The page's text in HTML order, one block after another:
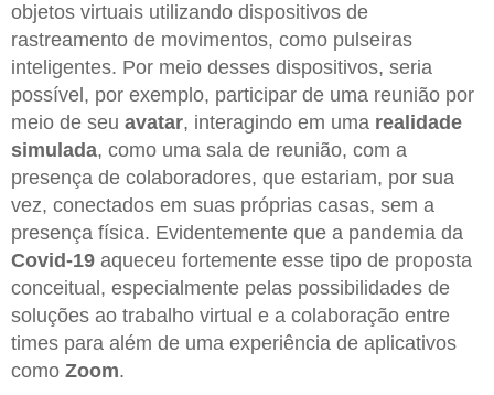
objetos virtuais utilizando dispositivos de
rastreamento de movimentos, como pulseiras
inteligentes. Por meio desses dispositivos, seria
possível, por exemplo, participar de uma reunião por
meio de seu avatar, interagindo em uma realidade
simulada, como uma sala de reunião, com a
presença de colaboradores, que estariam, por sua
vez, conectados em suas próprias casas, sem a
presença física. Evidentemente que a pandemia da
Covid-19 aqueceu fortemente esse tipo de proposta
conceitual, especialmente pelas possibilidades de
soluções ao trabalho virtual e a colaboração entre
times para além de uma experiência de aplicativos
como Zoom.